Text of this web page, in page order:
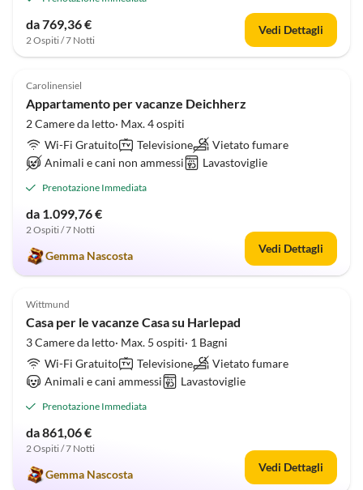
da 769,36 €
2 Ospiti / 7 Notti
Vedi Dettagli
4.8 (10)
Carolinensiel
Appartamento per vacanze Deichherz
2 Camere da letto· Max. 4 ospiti
Wi-Fi Gratuito
Televisione
Vietato fumare
Animali e cani non ammessi
Lavastoviglie
Prenotazione Immediata
da 1.099,76 €
2 Ospiti / 7 Notti
Gemma Nascosta
Vedi Dettagli
4.9 (8)
Wittmund
Casa per le vacanze Casa su Harlepad
3 Camere da letto· Max. 5 ospiti· 1 Bagni
Wi-Fi Gratuito
Televisione
Vietato fumare
Animali e cani ammessi
Lavastoviglie
Prenotazione Immediata
da 861,06 €
2 Ospiti / 7 Notti
Gemma Nascosta
Vedi Dettagli
Annuncio in